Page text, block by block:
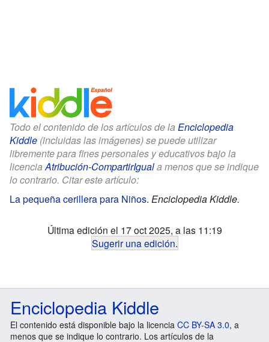
Todo el contenido de los artículos de la Enciclopedia
Kiddle (incluidas las imágenes) se puede utilizar
libremente para fines personales y educativos bajo la
licenciaAtribución-CompartirIguala menos que se indique
lo contrario. Citar este artículo:
La pequeña cerillera para Niños. Enciclopedia Kiddle.
Última edición el 17 oct 2025, a las 11:19
Sugerir una edición.
Enciclopedia Kiddle
El contenido está disponible bajo la licencia CC BY-SA 3.0, a
menos que se indique lo contrario. Los artículos de la